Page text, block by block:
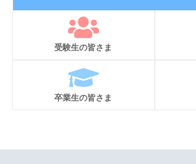
受験生の皆さま
卒業生の皆さま